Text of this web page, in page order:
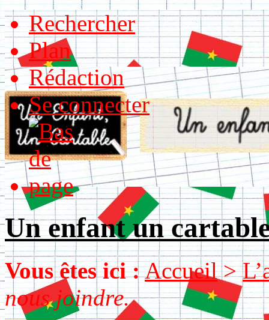
Rechercher
Plan
Rédaction
Se connecter
Un enfant un
Vous êtes ici :Accueil>
nous joindre.